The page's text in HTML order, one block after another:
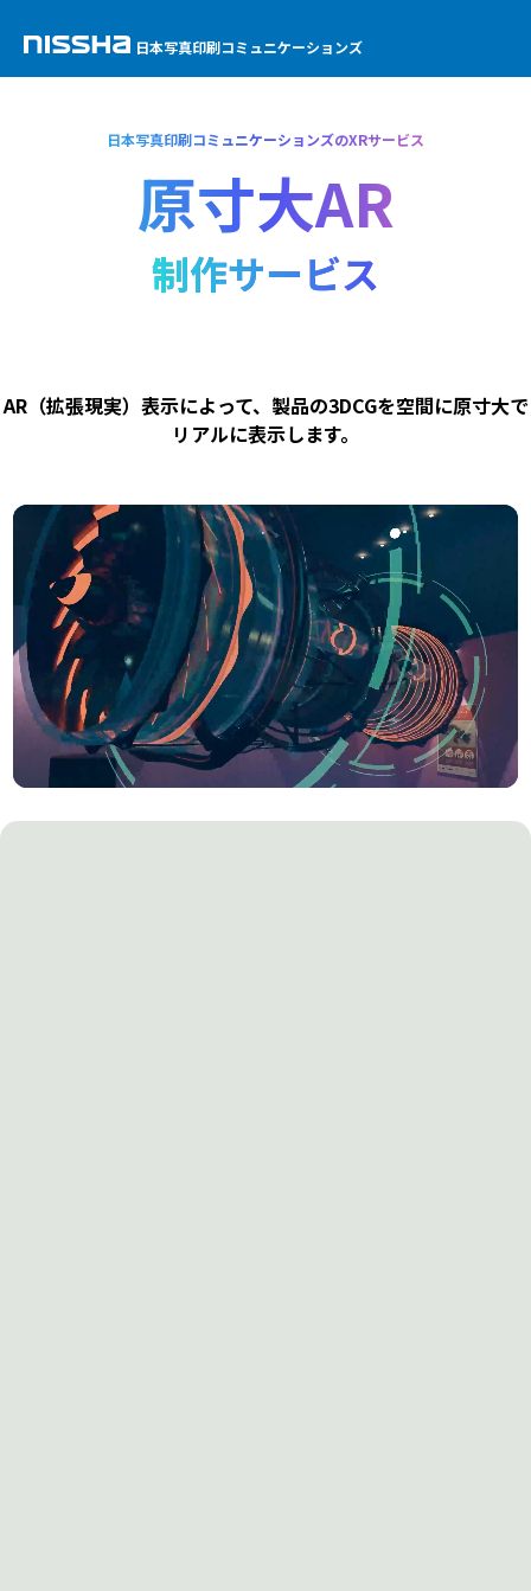
日本写真印刷コミュニケーションズ
日本写真印刷コミュニケーションズのXRサービス
原寸大AR
制作サービス
AR（拡張現実）表示によって、製品の3DCGを空間に原寸大で
リアルに表示します。